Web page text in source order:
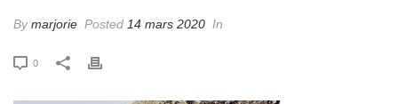
Bymarjorie Posted 14 mars 2020 In
0